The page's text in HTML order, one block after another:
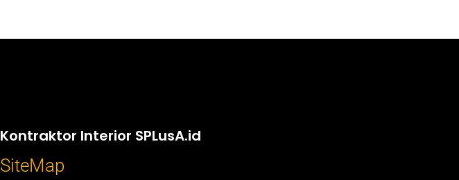
Kontraktor Interior SPLusA.id
SiteMap